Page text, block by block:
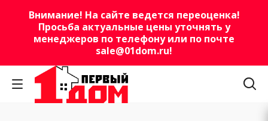
Внимание! На сайте ведется переоценка!
Просьба актуальные цены уточнять у
менеджеров по телефону или по почте
sale@01dom.ru!